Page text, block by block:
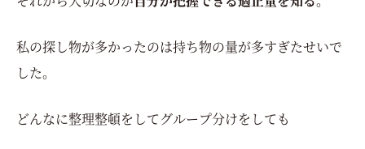
私の探し物が多かったのは持ち物の量が多すぎたせいで
した。
どんなに整理整頓をしてグループ分けをしても